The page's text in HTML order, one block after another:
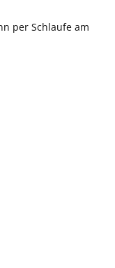
per Schlaufe am